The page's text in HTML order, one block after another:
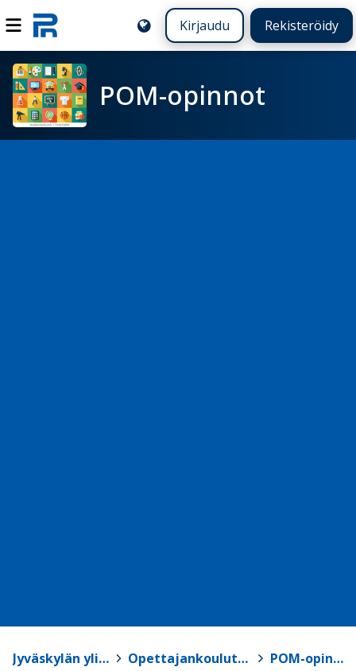
Kirjaudu Rekisteröidy
POM-opinnot
Jyväskylän yliopisto > Opettajankoulutuslaitos > POM-opinnot